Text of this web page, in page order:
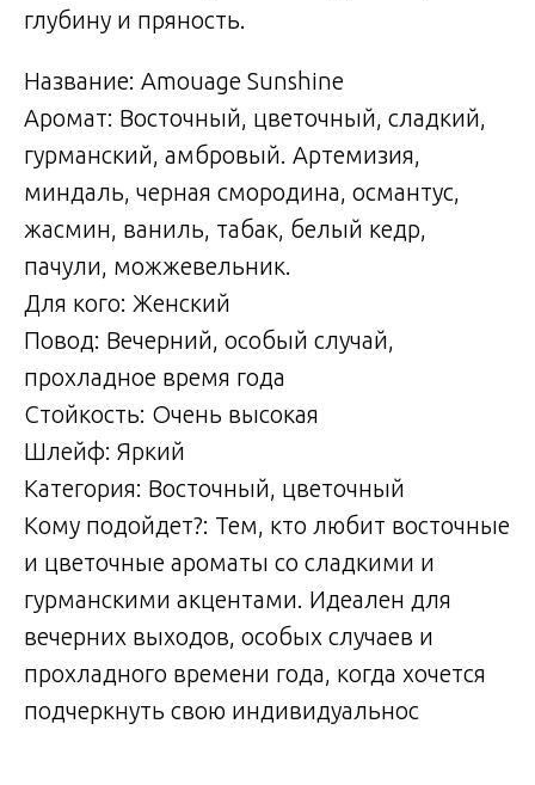
глубину и пряность.
Название: Amouage Sunshine
Аромат: Восточный, цветочный, сладкий,
гурманский, амбровый. Артемизия,
миндаль, черная смородина, османтус,
жасмин, ваниль, табак, белый кедр,
пачули, можжевельник.
Для кого: Женский
Повод: Вечерний, особый случай,
прохладное время года
Стойкость: Очень высокая
Шлейф: Яркий
Категория: Восточный, цветочный
Кому подойдет?: Тем, кто любит восточные
и цветочные ароматы со сладкими и
гурманскими акцентами. Идеален для
вечерних выходов, особых случаев и
прохладного времени года, когда хочется
подчеркнуть свою индивидуальнос